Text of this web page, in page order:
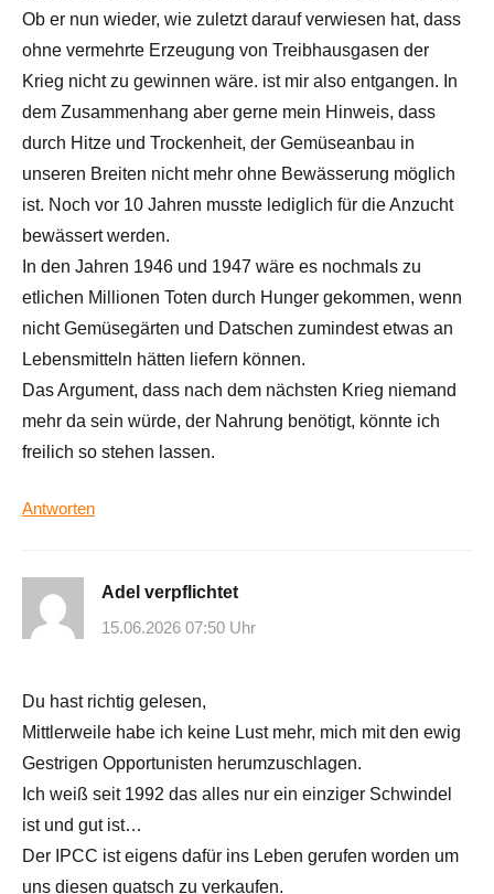
Ob er nun wieder, wie zuletzt darauf verwiesen hat, dass
ohne vermehrte Erzeugung von Treibhausgasen der
Krieg nicht zu gewinnen wäre. ist mir also entgangen. In
dem Zusammenhang aber gerne mein Hinweis, dass
durch Hitze und Trockenheit, der Gemüseanbau in
unseren Breiten nicht mehr ohne Bewässerung möglich
ist. Noch vor 10 Jahren musste lediglich für die Anzucht
bewässert werden.
In den Jahren 1946 und 1947 wäre es nochmals zu
etlichen Millionen Toten durch Hunger gekommen, wenn
nicht Gemüsegärten und Datschen zumindest etwas an
Lebensmitteln hätten liefern können.
Das Argument, dass nach dem nächsten Krieg niemand
mehr da sein würde, der Nahrung benötigt, könnte ich
freilich so stehen lassen.
Antworten
Adel verpflichtet
15.06.2026 07:50 Uhr
Du hast richtig gelesen,
Mittlerweile habe ich keine Lust mehr, mich mit den ewig
Gestrigen Opportunisten herumzuschlagen.
Ich weiß seit 1992 das alles nur ein einziger Schwindel
ist und gut ist…
Der IPCC ist eigens dafür ins Leben gerufen worden um
uns diesen quatsch zu verkaufen.